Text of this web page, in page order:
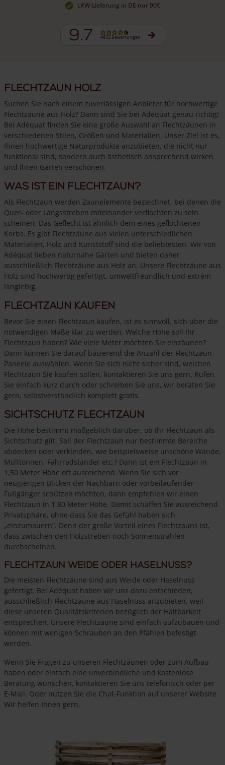
LKW-Lieferung in DE nur 90€
9.7 4432 Bewertungen
Flechtzaun Holz
Suchen Sie nach einem zuverlässigen Anbieter für hochwertige
Flechtzäune aus Holz? Dann sind Sie bei Adequat genau richtig!
Bei Adéquat finden Sie eine große Auswahl an Flechtzäunen in
verschiedenen Stilen, Größen und Materialien. Unser Ziel ist es,
Ihnen hochwertige Naturprodukte anzubieten, die nicht nur
funktional sind, sondern auch ästhetisch ansprechend wirken
und Ihren Garten verschönen.
Was ist ein Flechtzaun?
Als Flechtzaun werden Zaunelemente bezeichnet, bei denen die
Quer- oder Längsstreben miteinander verflochten zu sein
scheinen. Das Geflecht ist ähnlich dem eines geflochtenen
Korbs. Es gibt Flechtzäune aus vielen unterschiedlichen
Materialien, Holz und Kunststoff sind die beliebtesten. Wir von
Adéquat lieben naturnahe Gärten und bieten daher
ausschließlich Flechtzäune aus Holz an. Unsere Flechtzäune aus
Holz sind hochwertig gefertigt, umweltfreundlich und extrem
langlebig.
Flechtzaun kaufen
Bevor Sie einen Flechtzaun kaufen, ist es sinnvoll, sich über die
notwendigen Maße klar zu werden. Welche Höhe soll Ihr
Flechtzaun haben? Wie viele Meter möchten Sie einzäunen?
Dann können Sie darauf basierend die Anzahl der Flechtzaun-
Paneele auswählen. Wenn Sie sich nicht sicher sind, welchen
Flechtzaun Sie kaufen sollen, kontaktieren Sie uns gern. Rufen
Sie einfach kurz durch oder schreiben Sie uns, wir beraten Sie
gern, selbstverständlich komplett gratis.
Sichtschutz Flechtzaun
Die Höhe bestimmt maßgeblich darüber, ob Ihr Flechtzaun als
Sichtschutz gilt. Soll der Flechtzaun nur bestimmte Bereiche
abdecken oder verkleiden, wie beispielsweise unschöne Wände,
Mülltonnen, Fahrradständer etc.? Dann ist ein Flechtzaun in
1,50 Meter Höhe oft ausreichend. Wenn Sie sich vor
neugierigen Blicken der Nachbarn oder vorbeilaufender
Fußgänger schützen möchten, dann empfehlen wir einen
Flechtzaun in 1,80 Meter Höhe. Damit schaffen Sie ausreichend
Privatsphäre, ohne dass Sie das Gefühl haben sich
„einzumauern“. Denn der große Vorteil eines Flechtzauns ist,
dass zwischen den Holzstreben noch Sonnenstrahlen
durchscheinen.
Flechtzaun Weide oder Haselnuss?
Die meisten Flechtzäune sind aus Weide oder Haselnuss
gefertigt. Bei Adéquat haben wir uns dazu entschieden,
ausschließlich Flechtzäune aus Haselnuss anzubieten, weil
diese unseren Qualitätskriterien bezüglich der Haltbarkeit
entsprechen. Unsere Flechtzäune sind einfach aufzubauen und
können mit wenigen Schrauben an den Pfählen befestigt
werden.
Wenn Sie Fragen zu unseren Flechtzäunen oder zum Aufbau
haben oder einfach eine unverbindliche und kostenlose
Beratung wünschen, kontaktieren Sie uns telefonisch oder per
E-Mail. Oder nutzen Sie die Chat-Funktion auf unserer Website.
Wir helfen Ihnen gern.